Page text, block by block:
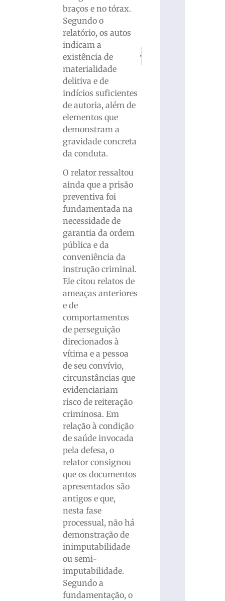
braços e no tórax.
Segundo o
relatório, os autos
indicam a
existência de
materialidade
delitiva e de
indícios suficientes
de autoria, além de
elementos que
demonstram a
gravidade concreta
da conduta.
O relator ressaltou
ainda que a prisão
preventiva foi
fundamentada na
necessidade de
garantia da ordem
pública e da
conveniência da
instrução criminal.
Ele citou relatos de
ameaças anteriores
e de
comportamentos
de perseguição
direcionados à
vítima e a pessoa
de seu convívio,
circunstâncias que
evidenciariam
risco de reiteração
criminosa. Em
relação à condição
de saúde invocada
pela defesa, o
relator consignou
que os documentos
apresentados são
antigos e que,
nesta fase
processual, não há
demonstração de
inimputabilidade
ou semi-
imputabilidade.
Segundo a
fundamentação, o